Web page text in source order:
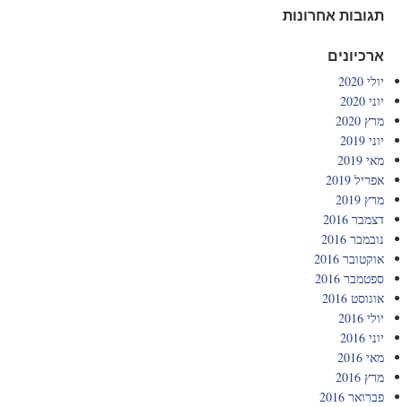
תגובות אחרונות
ארכיונים
יולי 2020
יוני 2020
מרץ 2020
יוני 2019
מאי 2019
אפריל 2019
מרץ 2019
דצמבר 2016
נובמבר 2016
אוקטובר 2016
ספטמבר 2016
אוגוסט 2016
יולי 2016
יוני 2016
מאי 2016
מרץ 2016
פברואר 2016